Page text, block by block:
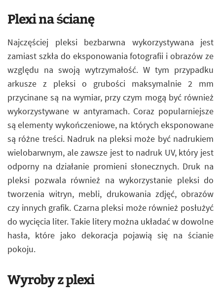
Plexi na ścianę
Najczęściej pleksi bezbarwna wykorzystywana jest
zamiast szkła do eksponowania fotografii i obrazów ze
względu na swoją wytrzymałość. W tym przypadku
arkusze z pleksi o grubości maksymalnie 2 mm
przycinane są na wymiar, przy czym mogą być również
wykorzystywane w antyramach. Coraz popularniejsze
są elementy wykończeniowe, na których eksponowane
są różne treści. Nadruk na pleksi może być nadrukiem
wielobarwnym, ale zawsze jest to nadruk UV, który jest
odporny na działanie promieni słonecznych. Druk na
pleksi pozwala również na wykorzystanie pleksi do
tworzenia witryn, mebli, drukowania zdjęć, obrazów
czy innych grafik. Czarna pleksi może również posłużyć
do wycięcia liter. Takie litery można układać w dowolne
hasła, które jako dekoracja pojawią się na ścianie
pokoju.
Wyroby z plexi